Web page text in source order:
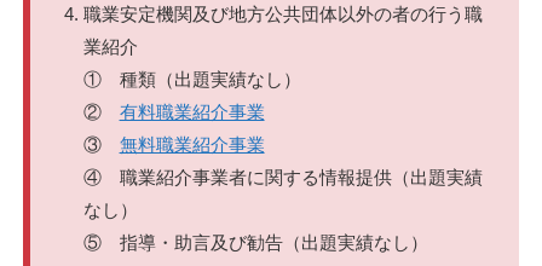
職業安定機関及び地方公共団体以外の者の行う職
業紹介
① 種類（出題実績なし）
② 有料職業紹介事業
③ 無料職業紹介事業
④ 職業紹介事業者に関する情報提供（出題実績
なし）
⑤ 指導・助言及び勧告（出題実績なし）